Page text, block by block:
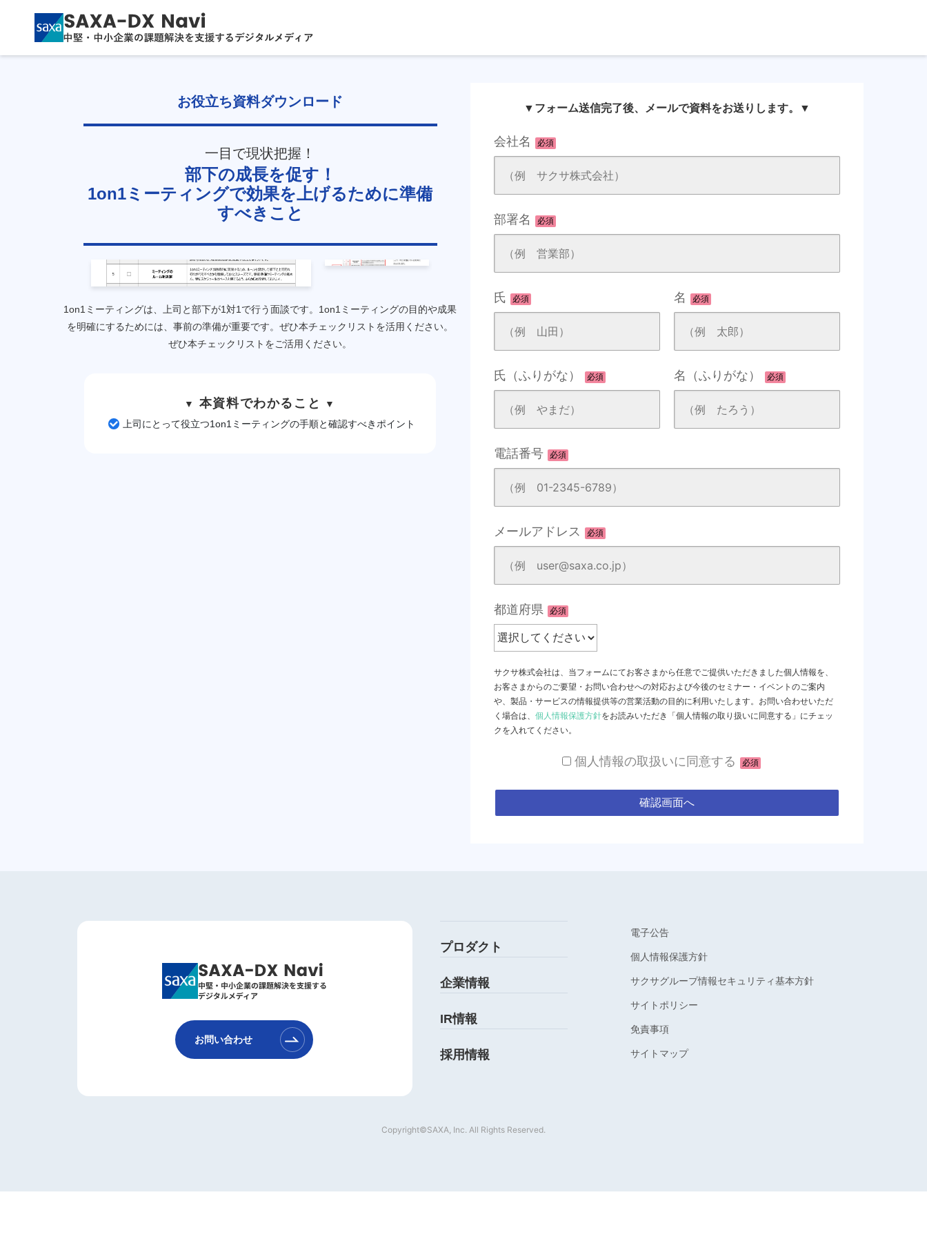
お役立ち資料ダウンロード
一目で現状把握！
部下の成長を促す！
1on1ミーティングで効果を上げるために準備
すべきこと
1on1ミーティングは、上司と部下が1対1で行う面談です。1on1ミーティングの目的や成果
を明確にするためには、事前の準備が重要です。ぜひ本チェックリストを活用ください。
ぜひ本チェックリストをご活用ください。
▼ 本資料でわかること
▼
上司にとって役立つ1on1ミーティングの手順と確認すべきポイント
▼フォーム送信完了後、メールで資料をお送りします。▼
会社名 必須
部署名 必須
氏 必須 名 必須
氏（ふりがな） 必須 名（ふりがな） 必須
電話番号 必須
メールアドレス 必須
都道府県 必須
サクサ株式会社は、当フォームにてお客さまから任意でご提供いただきました個人情報を、
お客さまからのご要望・お問い合わせへの対応および今後のセミナー・イベントのご案内
や、製品・サービスの情報提供等の営業活動の目的に利用いたします。お問い合わせいただ
く場合は、 個人情報保護方針をお読みいただき「個人情報の取り扱いに同意する」にチェッ
クを入れてください。
個人情報の取扱いに同意する 必須
お問い合わせ
プロダクト
企業情報
IR情報
採用情報
電子公告
個人情報保護方針
サクサグループ情報セキュリティ基本方針
サイトポリシー
免責事項
サイトマップ
Copyright©SAXA, Inc. All Rights Reserved.